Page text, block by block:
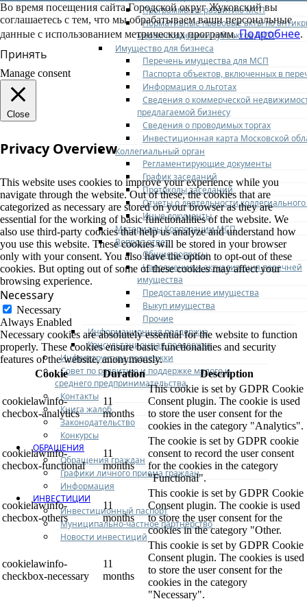
Программы по развитию МСП
Нормативные правовые акты по
мерам поддержки субъектов МСП
Имущество для бизнеса
Перечень имущества для МСП
Паспорта объектов, включенных в
Информация о льготах
Сведения о коммерческой
предлагаемой бизнесу
Сведения о проводимых торгах
Инвестиционная карта Московской
Коллегиальный орган
Регламентирующие документы
График заседаний
Протоколы заседаний
Отчеты о деятельности
Иные документы
Материалы Корпорации МСП
Вопрос-ответ
Общие вопросы
Наполнение и актуализация перечней
имущества
Предоставление имущества
Выкуп имущества
Прочие
Информационная поддержка
Консультационная поддержка
Инфраструктура поддержки
Совет по развитию и поддержке малого и
среднего предпринимательства
Контакты
Книга жалоб
Законодательство
Конкурсы
ОБРАЩЕНИЯ
Обращения граждан
Графики личного приема граждан
Информация
ИНВЕСТИЦИИ
Инвестиционный паспорт
Муниципально-частное партнерство
Новости инвестиций
Во время посещения сайта Городской округ Жуковский вы
соглашаетесь с тем, что мы обрабатываем ваши персональные
данные с использованием метрических программ.Подробнее.
Принять
Manage consent
Close
Privacy Overview
This website uses cookies to improve your experience while you
navigate through the website. Out of these, the cookies that are
categorized as necessary are stored on your browser as they are
essential for the working of basic functionalities of the website. We
also use third-party cookies that help us analyze and understand how
you use this website. These cookies will be stored in your browser
only with your consent. You also have the option to opt-out of these
cookies. But opting out of some of these cookies may affect your
browsing experience.
Necessary
Necessary
Always Enabled
Necessary cookies are absolutely essential for the website to function
properly. These cookies ensure basic functionalities and security
features of the website, anonymously.
Cookie
Duration Description
cookielawinfo-
checbox-analytics
11
months
This cookie is set by GDPR Cookie
Consent plugin. The cookie is used
to store the user consent for the
cookies in the category "Analytics".
cookielawinfo-
checbox-functional
11
months
The cookie is set by GDPR cookie
consent to record the user consent
for the cookies in the category
"Functional".
cookielawinfo-
checbox-others
11
months
This cookie is set by GDPR Cookie
Consent plugin. The cookie is used
to store the user consent for the
cookies in the category "Other.
cookielawinfo-
checkbox-necessary
11
months
This cookie is set by GDPR Cookie
Consent plugin. The cookies is used
to store the user consent for the
cookies in the category
"Necessary".